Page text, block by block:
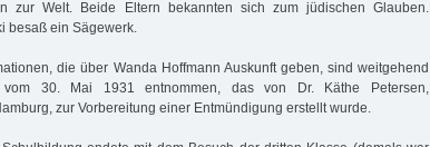
zur Welt. Beide Eltern bekannten sich zum jüdischen Glauben.
besaß ein Sägewerk.
die über Wanda Hoffmann Auskunft geben, sind weitgehend
vom 30. Mai 1931 entnommen, das von Dr. Käthe Petersen,
zur Vorbereitung einer Entmündigung erstellt wurde.